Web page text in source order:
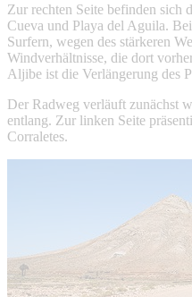
Zur rechten Seite befinden sich
Cueva und Playa del Aguila.
Surfern, wegen des stärkeren
Windverhältnisse, die dort
Aljibe ist die Verlängerung des
Der Radweg verläuft zunächst
entlang. Zur linken Seite
Corraletes.